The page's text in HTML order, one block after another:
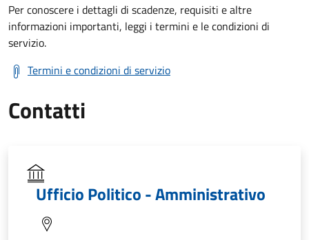
Per conoscere i dettagli di scadenze, requisiti e altre
informazioni importanti, leggi i termini e le condizioni di
servizio.
Termini e condizioni di servizio
Contatti
Ufficio Politico - Amministrativo